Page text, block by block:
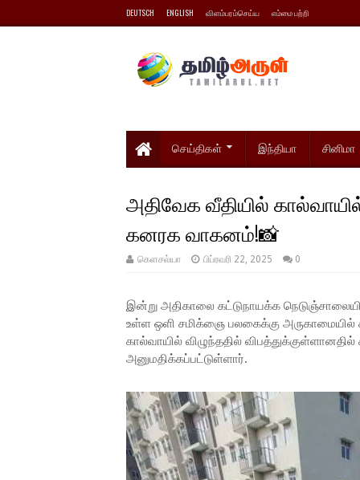
DEUTSCH ENGLISH விளம்பரம்செய்ய எம்மை பற்றி
செய்திகள் இந்தியா சினிமா
அதிவேக வீதியில்
கனரக வாகனம்!📸
கெளசல்யா பிப்ரவரி 22, 2025 0
இன்று அதிகாலை கட்டுநாயக்க
உள்ள ஒளி சமிக்ஞை பலகைக்கு அருகாமையில்
கால்வாயில் விழுந்ததில்
அனுமதிக்கப்பட்டுள்ளார்.